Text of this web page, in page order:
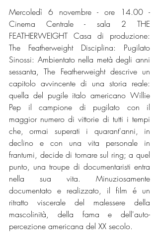
Mercoledì 6 novembre - ore 14.00 -
Cinema Centrale - sala 2 THE
FEATHERWEIGHT Casa di produzione:
The Featherweight Disciplina: Pugilato
Sinossi: Ambientato nella metà degli anni
sessanta, The Featherweight descrive un
capitolo avvincente di una storia reale:
quella del pugile italo americano Willie
Pep il campione di pugilato con il
maggior numero di vittorie di tutti i tempi
che, ormai superati i quarant'anni, in
declino e con una vita personale in
frantumi, decide di tornare sul ring; a quel
punto, una troupe di documentaristi entra
nella sua vita. Minuziosamente
documentato e realizzato, il film é un
ritratto viscerale del malessere della
mascolinità, della fama e dell'auto-
percezione americana del XX secolo.